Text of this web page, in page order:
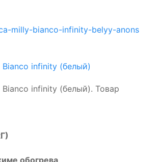
Bianco infinity (белый)
Bianco infinity (белый). Товар
обогрева